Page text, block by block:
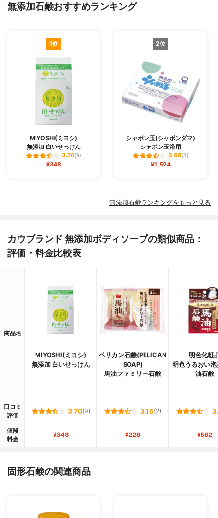
無添加石鹸おすすめランキング
1位
MIYOSHI(ミヨシ)
無添加 白いせっけん
3.70(9)
¥348
2位
シャボン玉(シャボンダマ)
シャボン玉浴用
3.68(3)
¥1,524
無添加石鹸ランキングをもっと見る
カウブランド 無添加ボディソープの類似商品：
評価・料金比較表
商品名
MIYOSHI(ミヨシ)
無添加 白いせっけん
ペリカン石鹸(PELICAN
SOAP)
馬油ファミリー石鹸
明色化粧
明色うるおい泡
油石鹸
口コミ
評価
3.70(9) 3.15(2)
値段
料金
¥348 ¥228 ¥582
固形石鹸の関連商品